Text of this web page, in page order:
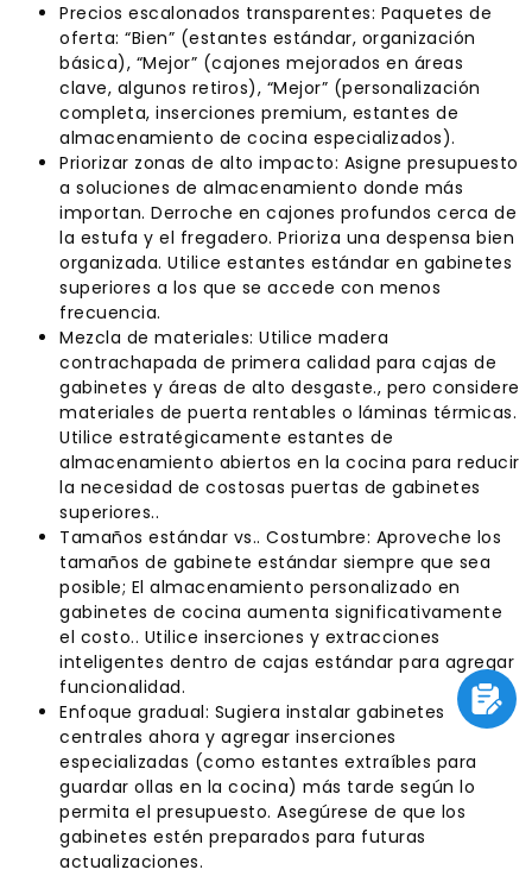
Precios escalonados transparentes: Paquetes de
oferta: “Bien” (estantes estándar, organización
básica), “Mejor” (cajones mejorados en áreas
clave, algunos retiros), “Mejor” (personalización
completa, inserciones premium, estantes de
almacenamiento de cocina especializados).
Priorizar zonas de alto impacto: Asigne presupuesto
a soluciones de almacenamiento donde más
importan. Derroche en cajones profundos cerca de
la estufa y el fregadero. Prioriza una despensa bien
organizada. Utilice estantes estándar en gabinetes
superiores a los que se accede con menos
frecuencia.
Mezcla de materiales: Utilice madera
contrachapada de primera calidad para cajas de
gabinetes y áreas de alto desgaste., pero considere
materiales de puerta rentables o láminas térmicas.
Utilice estratégicamente estantes de
almacenamiento abiertos en la cocina para reducir
la necesidad de costosas puertas de gabinetes
superiores..
Tamaños estándar vs.. Costumbre: Aproveche los
tamaños de gabinete estándar siempre que sea
posible; El almacenamiento personalizado en
gabinetes de cocina aumenta significativamente
el costo.. Utilice inserciones y extracciones
inteligentes dentro de cajas estándar para agregar
funcionalidad.
Enfoque gradual: Sugiera instalar gabinetes
centrales ahora y agregar inserciones
especializadas (como estantes extraíbles para
guardar ollas en la cocina) más tarde según lo
permita el presupuesto. Asegúrese de que los
gabinetes estén preparados para futuras
actualizaciones.